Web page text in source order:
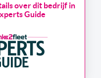
over dit bedrijf in
Guide